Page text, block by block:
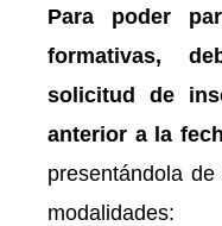
Para poder
formativas,
solicitud de
anterior a la
presentándola
modalidades: